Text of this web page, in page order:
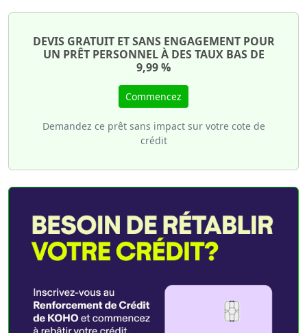
DEVIS GRATUIT ET SANS ENGAGEMENT POUR
UN PRÊT PERSONNEL À DES TAUX BAS DE
9,99 %
Commencez
Demandez ce prêt sans impact sur votre cote de
crédit